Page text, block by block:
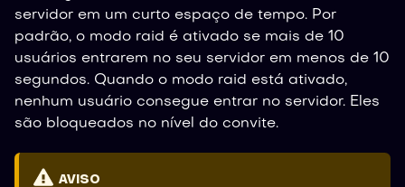
servidor em um curto espaço de tempo. Por
padrão, o modo raid é ativado se mais de 10
usuários entrarem no seu servidor em menos de 10
segundos. Quando o modo raid está ativado,
nenhum usuário consegue entrar no servidor. Eles
são bloqueados no nível do convite.
AVISO